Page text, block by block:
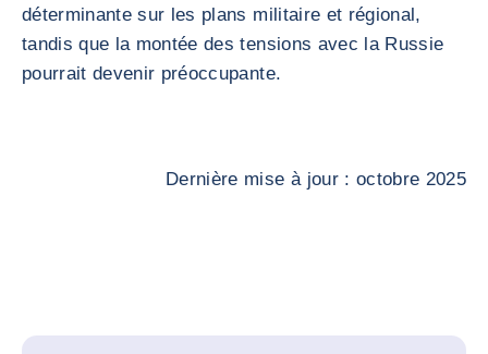
déterminante sur les plans militaire et régional,
tandis que la montée des tensions avec la Russie
pourrait devenir préoccupante.
Dernière mise à jour : octobre 2025